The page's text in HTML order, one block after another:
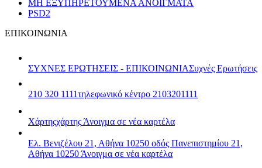
ΜΗ ΕΞΥΠΗΡΕΤΟΥΜΕΝΑ ΑΝΟΙΓΜΑΤΑ
PSD2
ΕΠΙΚΟΙΝΩΝΙΑ
ΣΥΧΝΕΣ ΕΡΩΤΗΣΕΙΣ - ΕΠΙΚΟΙΝΩΝΙΑΣυχνές Ερωτήσεις
210 320 1111τηλεφωνικό κέντρο 2103201111
Χάρτηςχάρτης Άνοιγμα σε νέα καρτέλα
Ελ. Βενιζέλου 21, Αθήνα 10250 οδός Πανεπιστημίου 21,
Αθήνα 10250 Άνοιγμα σε νέα καρτέλα